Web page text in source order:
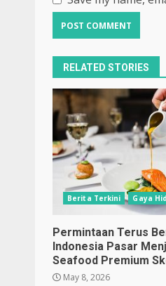
RELATED STORIES
Berita Terkini Gaya
Permintaan Terus
Indonesia Pasar
Seafood Premium
May 8, 2026